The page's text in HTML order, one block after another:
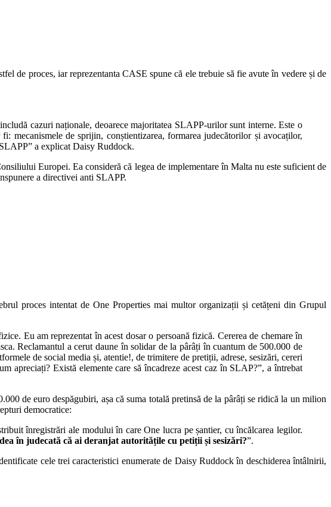
de proces, iar reprezentanta CASE spune că ele trebuie să fie avute în vedere și de
cazuri naționale, deoarece majoritatea SLAPP-urilor sunt interne. Este o
mecanismele de sprijin, conștientizarea, formarea judecătorilor și avocaților,
a explicat Daisy Ruddock.
Europei. Ea consideră că legea de implementare în Malta nu este suficient de
a directivei anti SLAPP.
proces intentat de One Properties mai multor organizații și cetățeni din Grupul
Eu am reprezentat în acest dosar o persoană fizică. Cererea de chemare în
Reclamantul a cerut daune în solidar de la pârâți în cuantum de 500.000 de
de social media și, atentie!, de trimitere de pretiții, adrese, sesizări, cereri
apreciați? Există elemente care să încadreze acest caz în SLAP?”, a întrebat
de euro despăgubiri, așa că suma totală pretinsă de la pârâți se ridică la un milion
democratice:
înregistrări ale modului în care One lucra pe șantier, cu încălcarea legilor.
în judecată că ai deranjat autoritățile cu petiții și sesizări?”.
cele trei caracteristici enumerate de Daisy Ruddock în deschiderea întâlnirii,